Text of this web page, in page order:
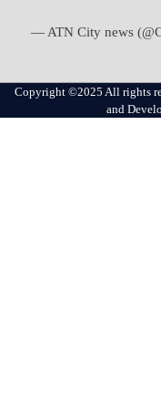
— ATN City news
Copyright ©2025 All rights
and